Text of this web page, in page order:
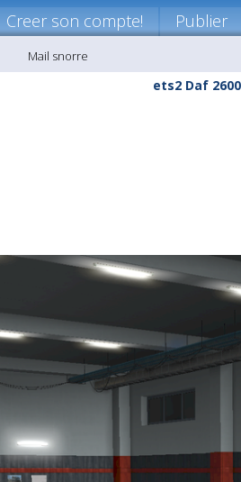
Creer son compte! Publier
Mail snorre
ets2 Daf